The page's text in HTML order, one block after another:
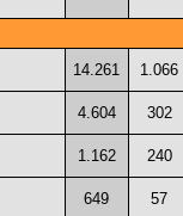
14.261 1.066
4.604 302
1.162 240
649 57